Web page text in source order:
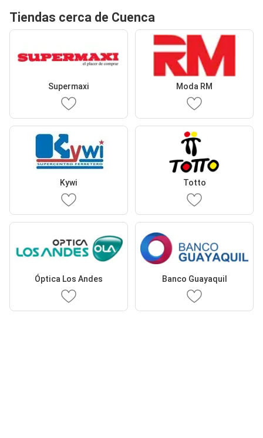
Tiendas cerca de Cuenca
Supermaxi Moda RM
Kywi Totto
Óptica Los Andes Banco Guayaquil